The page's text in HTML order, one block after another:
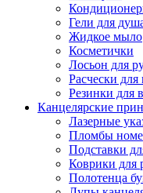
Гели для
Жидкое мыло
Косметички
Лосьон для
Расчески для
Резинки для
Канцелярские
Лазерные
Пломбы
Подставки
Коврики для
Полотенца